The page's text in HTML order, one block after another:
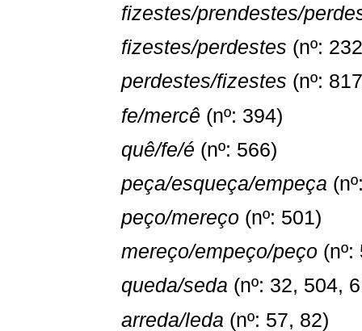
fizestes/prendestes/
fizestes/perdestes (nº:
perdestes/fizestes (nº:
fe/mercê (nº: 394)
quê/fe/é (nº: 566)
peça/esqueça/empeça
peço/mereço (nº: 501)
mereço/empeço/peço (nº:
queda/seda (nº: 32, 504,
arreda/leda (nº: 57, 82)